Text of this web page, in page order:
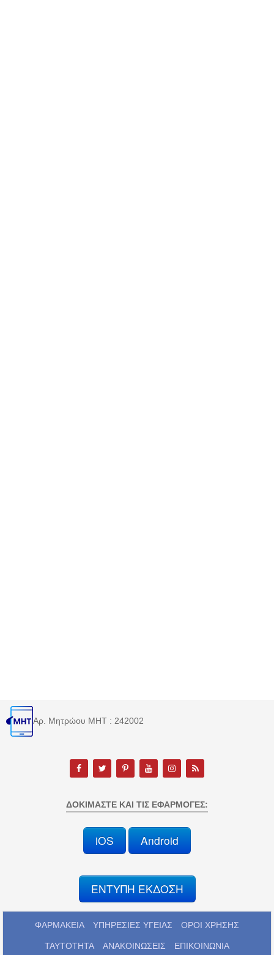
Αρ. Μητρώου MHT : 242002
ΔΟΚΙΜΆΣΤΕ ΚΑΙ ΤΙΣ ΕΦΑΡΜΟΓΈΣ:
iOS Android
ΕΝΤΥΠΗ ΕΚΔΟΣΗ
ΦΑΡΜΑΚΕΙΑ ΥΠΗΡΕΣΙΕΣ ΥΓΕΙΑΣ ΟΡΟΙ ΧΡΗΣΗΣ
ΤΑΥΤΟΤΗΤΑ ΑΝΑΚΟΙΝΩΣΕΙΣ ΕΠΙΚΟΙΝΩΝΙΑ